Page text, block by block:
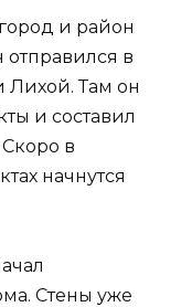
и район
отправился в
Лихой. Там он
и составил
в
начнутся
Стены уже